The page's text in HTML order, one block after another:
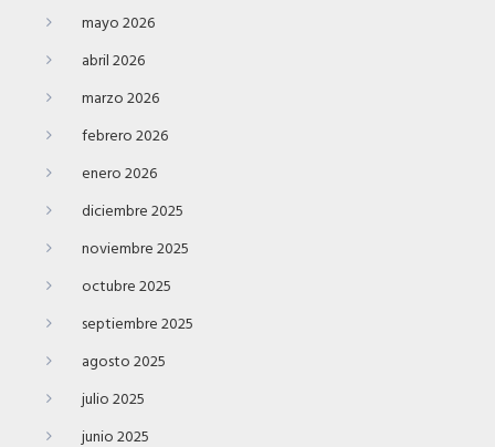
mayo 2026
abril 2026
marzo 2026
febrero 2026
enero 2026
diciembre 2025
noviembre 2025
octubre 2025
septiembre 2025
agosto 2025
julio 2025
junio 2025